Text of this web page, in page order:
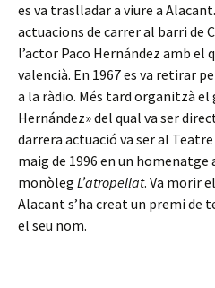
es va traslladar a viure a
actuacions de carrer al barri de
l’actor Paco Hernández amb el
valencià. En 1967 es va retirar
a la ràdio. Més tard organitzà
Hernández» del qual va ser
darrera actuació va ser al
maig de 1996 en un homenatge
monòleg L’atropellat. Va morir
Alacant s’ha creat un premi de
el seu nom.